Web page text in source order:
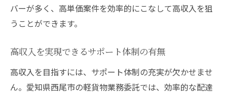
バーが多く、高単価案件を効率的にこなして高収入を狙
うことができます。
高収入を実現できるサポート体制の有無
高収入を目指すには、サポート体制の充実が欠かせませ
ん。愛知県西尾市の軽貨物業務委託では、効率的な配達